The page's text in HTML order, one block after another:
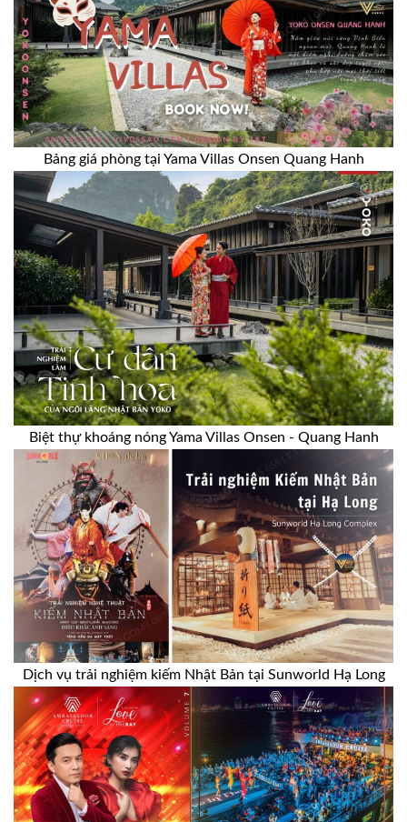
Bảng giá phòng tại Yama Villas Onsen Quang Hanh
Biệt thự khoáng nóng Yama Villas Onsen - Quang Hanh
Dịch vụ trải nghiệm kiếm Nhật Bản tại Sunworld Hạ Long